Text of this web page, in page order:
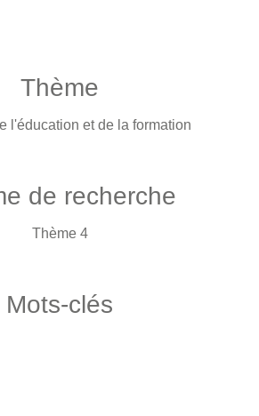
Thème
l'éducation et de la formation
de recherche
Thème 4
Mots-clés